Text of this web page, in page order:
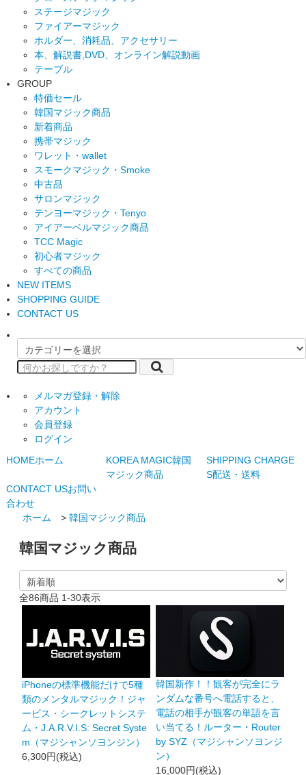
ステージマジック
ファイアーマジック
ホルダー、消耗品、アクセサリー
本、解説書,DVD、オンライン解説動画
テーブル
GROUP
特価セール
韓国マジック商品
新着商品
携帯マジック
ワレット・wallet
スモークマジック・Smoke
中古品
サロンマジック
テンヨーマジック・Tenyo
アイアーベルマジック商品
TCC Magic
初心者マジック
すべての商品
NEW ITEMS
SHOPPING GUIDE
CONTACT US
メルマガ登録・解除
アカウント
会員登録
ログイン
HOMEホーム KOREA MAGIC韓国
マジック商品
SHIPPING CHARGE
S配送・送料
CONTACT USお問い
合わせ
ホーム
>韓国マジック商品
韓国マジック商品
全86商品 1-30表示
iPhoneの標準機能だけで5種
類のメンタルマジック！ジャ
ービス・シークレットシステ
ム・J.A.R.V.I.S: Secret Syste
m（マジシャンソヨンジン）
6,300円(税込)
韓国新作！！観客が完全にラ
ンダムな番号へ電話すると、
電話の相手が観客の単語を言
い当てる！ルーター・Router
by SYZ（マジシャンソヨンジ
ン）
16,000円(税込)